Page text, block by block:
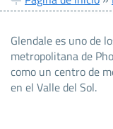
Glendale es uno de
metropolitana de
como un centro de
en el Valle del Sol.